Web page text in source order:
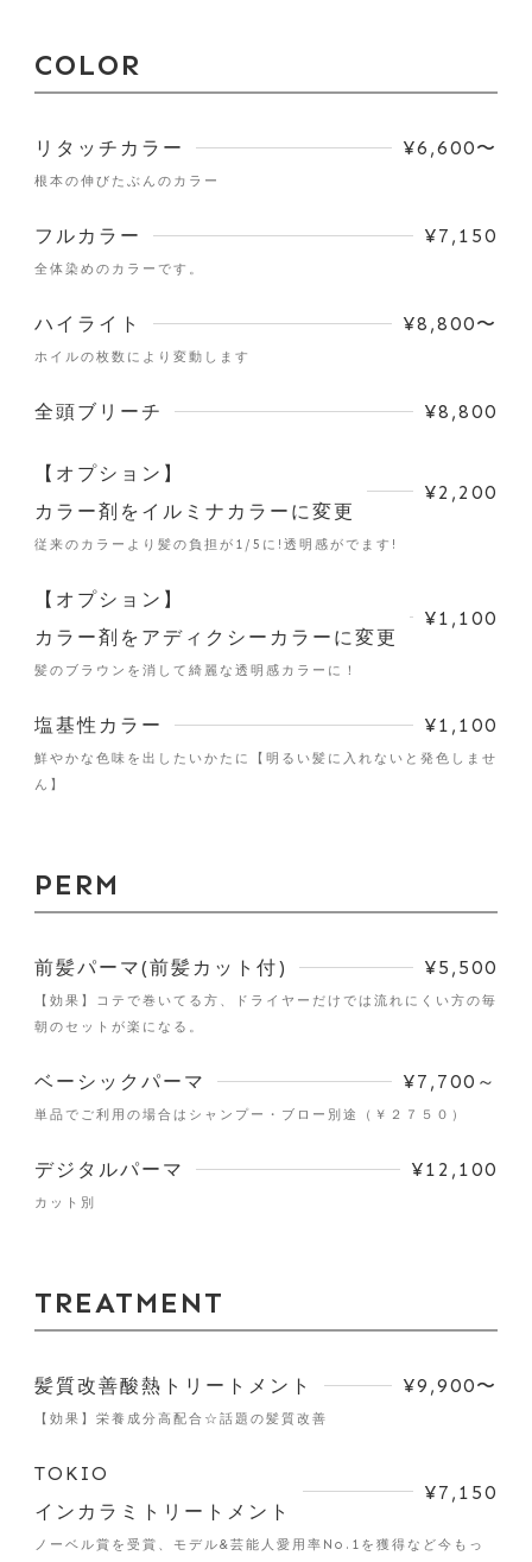
COLOR
リタッチカラー ¥6,600〜
根本の伸びたぶんのカラー
フルカラー ¥7,150
全体染めのカラーです。
ハイライト ¥8,800〜
ホイルの枚数により変動します
全頭ブリーチ ¥8,800
【オプション】
カラー剤をイルミナカラーに変更
¥2,200
従来のカラーより髪の負担が1/5に!透明感がでます!
【オプション】
カラー剤をアディクシーカラーに変更
¥1,100
髪のブラウンを消して綺麗な透明感カラーに！
塩基性カラー ¥1,100
鮮やかな色味を出したいかたに【明るい髪に入れないと発色しませ
ん】
PERM
前髪パーマ(前髪カット付) ¥5,500
【効果】コテで巻いてる方、ドライヤーだけでは流れにくい方の毎
朝のセットが楽になる。
ベーシックパーマ ¥7,700～
単品でご利用の場合はシャンプー・ブロー別途（￥２７５０）
デジタルパーマ ¥12,100
カット別
TREATMENT
髪質改善酸熱トリートメント ¥9,900〜
【効果】栄養成分高配合☆話題の髪質改善
TOKIO
インカラミトリートメント
¥7,150
ノーベル賞を受賞、モデル&芸能人愛用率No.1を獲得など今もっ